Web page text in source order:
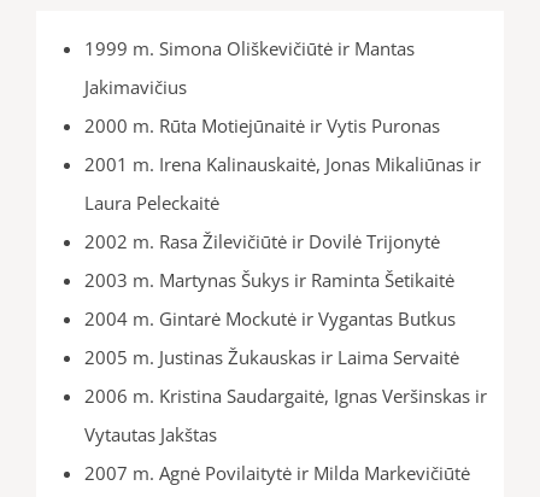
1999 m. Simona Oliškevičiūtė ir Mantas
Jakimavičius
2000 m. Rūta Motiejūnaitė ir Vytis Puronas
2001 m. Irena Kalinauskaitė, Jonas Mikaliūnas ir
Laura Peleckaitė
2002 m. Rasa Žilevičiūtė ir Dovilė Trijonytė
2003 m. Martynas Šukys ir Raminta Šetikaitė
2004 m. Gintarė Mockutė ir Vygantas Butkus
2005 m. Justinas Žukauskas ir Laima Servaitė
2006 m. Kristina Saudargaitė, Ignas Veršinskas ir
Vytautas Jakštas
2007 m. Agnė Povilaitytė ir Milda Markevičiūtė